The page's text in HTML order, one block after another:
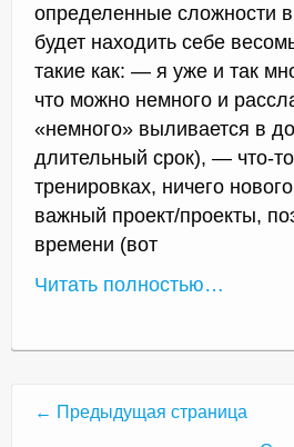
определенные сложности
будет находить себе
такие как: — я уже и так
что можно немного и
«немного» выливается в
длительный срок), — что-
тренировках, ничего
важный проект/проекты,
времени (вот
Читать полностью…
← Предыдущая страница